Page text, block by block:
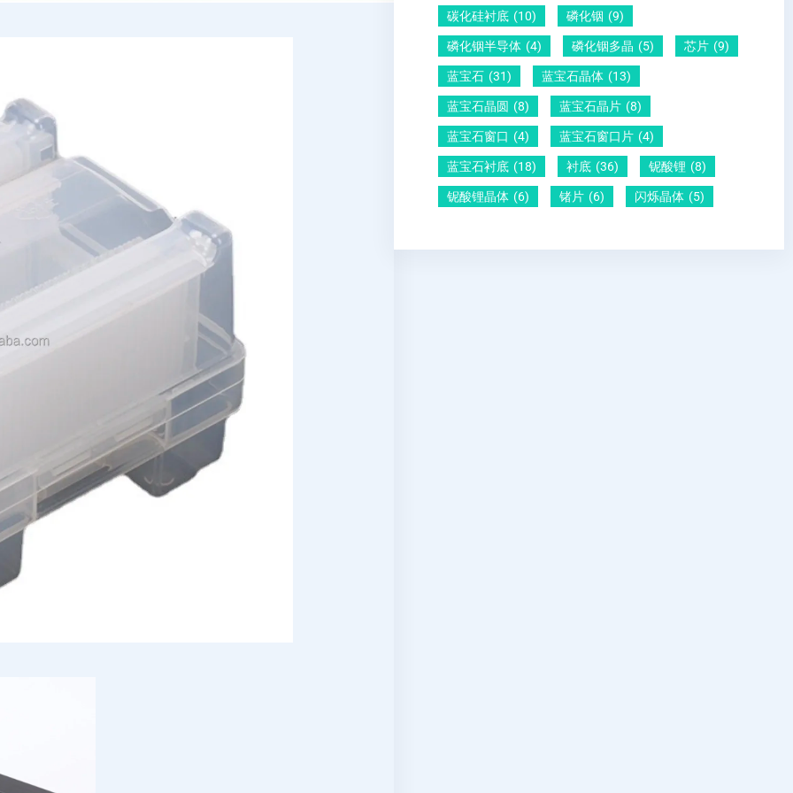
碳化硅衬底 (10) 磷化铟 (9)
磷化铟半导体 (4) 磷化铟多晶 (5) 芯片 (9)
蓝宝石 (31) 蓝宝石晶体 (13)
蓝宝石晶圆 (8) 蓝宝石晶片 (8)
蓝宝石窗口 (4) 蓝宝石窗口片 (4)
蓝宝石衬底 (18) 衬底 (36) 铌酸锂 (8)
铌酸锂晶体 (6) 锗片 (6) 闪烁晶体 (5)